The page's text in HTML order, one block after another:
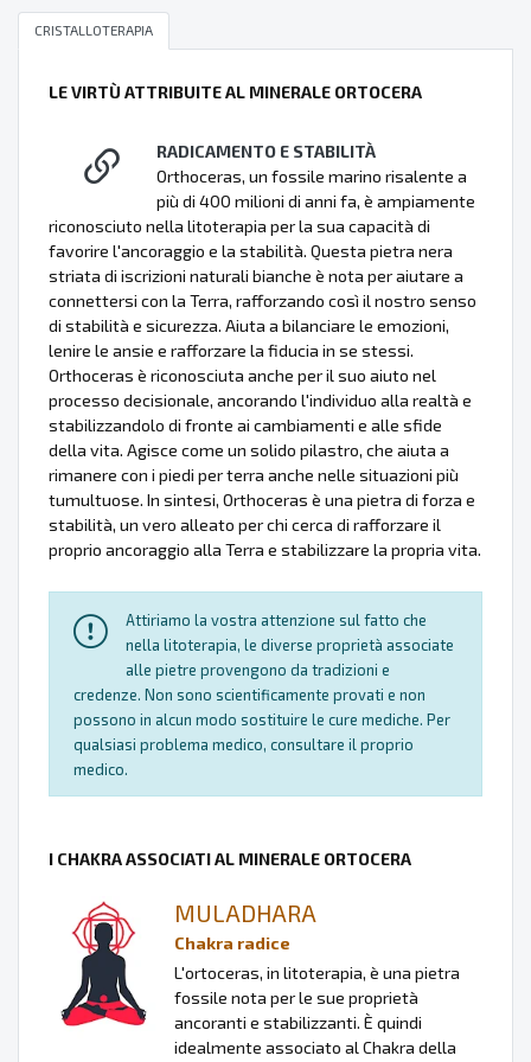
CRISTALLOTERAPIA
LE VIRTÙ ATTRIBUITE AL MINERALE ORTOCERA
RADICAMENTO E STABILITÀ
Orthoceras, un fossile marino risalente a
più di 400 milioni di anni fa, è ampiamente
riconosciuto nella litoterapia per la sua capacità di
favorire l'ancoraggio e la stabilità. Questa pietra nera
striata di iscrizioni naturali bianche è nota per aiutare a
connettersi con la Terra, rafforzando così il nostro senso
di stabilità e sicurezza. Aiuta a bilanciare le emozioni,
lenire le ansie e rafforzare la fiducia in se stessi.
Orthoceras è riconosciuta anche per il suo aiuto nel
processo decisionale, ancorando l'individuo alla realtà e
stabilizzandolo di fronte ai cambiamenti e alle sfide
della vita. Agisce come un solido pilastro, che aiuta a
rimanere con i piedi per terra anche nelle situazioni più
tumultuose. In sintesi, Orthoceras è una pietra di forza e
stabilità, un vero alleato per chi cerca di rafforzare il
proprio ancoraggio alla Terra e stabilizzare la propria vita.
Attiriamo la vostra attenzione sul fatto che
nella litoterapia, le diverse proprietà associate
alle pietre provengono da tradizioni e
credenze. Non sono scientificamente provati e non
possono in alcun modo sostituire le cure mediche. Per
qualsiasi problema medico, consultare il proprio
medico.
I CHAKRA ASSOCIATI AL MINERALE ORTOCERA
MULADHARA
Chakra radice
L'ortoceras, in litoterapia, è una pietra
fossile nota per le sue proprietà
ancoranti e stabilizzanti. È quindi
idealmente associato al Chakra della